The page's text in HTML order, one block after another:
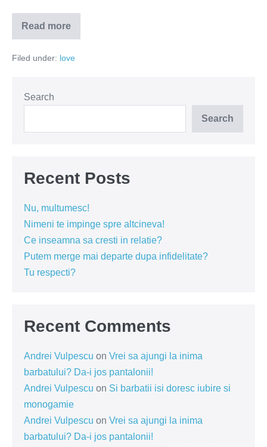
Read more
M-
aș
la
relație!
Filed under: love
Search
Search
Recent Posts
Nu, multumesc!
Nimeni te impinge spre altcineva!
Ce inseamna sa cresti in relatie?
Putem merge mai departe dupa infidelitate?
Tu respecti?
Recent Comments
Andrei Vulpescu on Vrei sa ajungi la inima
barbatului? Da-i jos pantalonii!
Andrei Vulpescu on Si barbatii isi doresc iubire si
monogamie
Andrei Vulpescu on Vrei sa ajungi la inima
barbatului? Da-i jos pantalonii!